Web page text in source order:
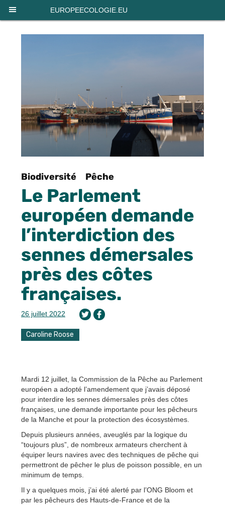
EUROPEECOLOGIE.EU
Biodiversité Pêche
Le Parlement
européen demande
l’interdiction des
sennes démersales
près des côtes
françaises.
26 juillet 2022
Caroline Roose
Mardi 12 juillet, la Commission de la Pêche au Parlement
européen a adopté l’amendement que j’avais déposé
pour interdire les sennes démersales près des côtes
françaises, une demande importante pour les pêcheurs
de la Manche et pour la protection des écosystèmes.
Depuis plusieurs années, aveuglés par la logique du
“toujours plus”, de nombreux armateurs cherchent à
équiper leurs navires avec des techniques de pêche qui
permettront de pêcher le plus de poisson possible, en un
minimum de temps.
Il y a quelques mois, j’ai été alerté par l’ONG Bloom et
par les pêcheurs des Hauts-de-France et de la